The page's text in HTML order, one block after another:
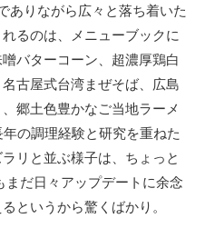
ありながら広々と落ち着いた
るのは、メニューブックに
バターコーン、超濃厚鶏白
古屋式台湾まぜそば、広島
郷土色豊かなご当地ラーメ
の調理経験と研究を重ねた
リと並ぶ様子は、ちょっと
まだ日々アップデートに余念
というから驚くばかり。